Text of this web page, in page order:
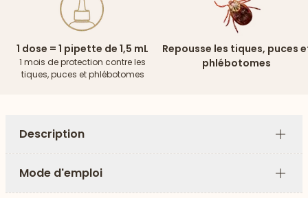
1 dose = 1 pipette de 1,5 mL
1 mois de protection contre les
tiques, puces et phlébotomes
Repousse les tiques, puces
phlébotomes
Description
Plus
Mode d'emploi
Plus